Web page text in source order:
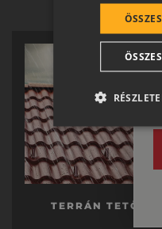
TERRÁN TETŐ